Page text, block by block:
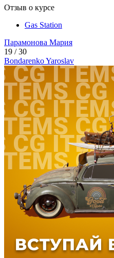
Отзыв о курсе
Gas Station
Парамонова Мария
19 / 30
BondarenkoYaroslav